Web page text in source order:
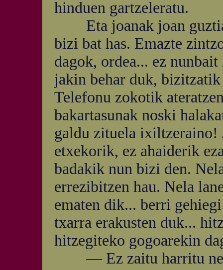
hinduen gartzeleratu.
Eta joanak joan
bizi bat has. Emazte
dagok, ordea... ez
jakin behar duk,
Telefonu zokotik
bakartasunak noski
galdu zituela ixiltzeraino!
etxekorik, ez ahaiderik
badakik nun bizi den.
errezibitzen hau. Nela
ematen dik... berri
txarra erakusten duk...
hitzegiteko gogoarekin
— Ez zaitu harritu